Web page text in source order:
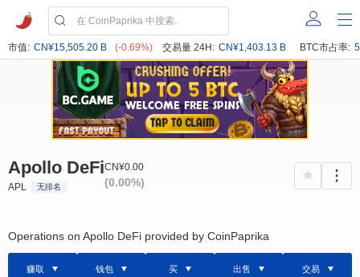
市值: CN¥15,505.20 B (-0.69%) 交易量 24H: CN¥1,403.13 B BTC市占率:
Apollo DeFi
APL 无排名
CN¥0.00
(0.00%)
Operations on Apollo DeFi provided by CoinPaprika
赚取 钱包 买 出售 交易